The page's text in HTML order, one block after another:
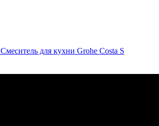
Смеситель для кухни Grohe Costa S